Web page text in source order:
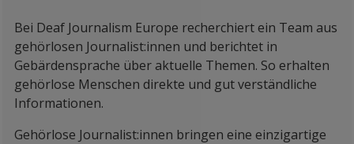
Bei Deaf Journalism Europe recherchiert ein Team aus
gehörlosen Journalist:innen und berichtet in
Gebärdensprache über aktuelle Themen. So erhalten
gehörlose Menschen direkte und gut verständliche
Informationen.
Gehörlose Journalist:innen bringen eine einzigartige